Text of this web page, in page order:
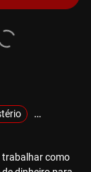
MOTELX
trabalhar como